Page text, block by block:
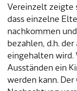
Vereinzelt zeigte
dass einzelne
nachkommen
bezahlen, d.h.
eingehalten wird.
Ausständen ein
werden kann.
Energie &
Abfall
Tiere
Verkehr &
Mitarbeitende
Offene Stellen